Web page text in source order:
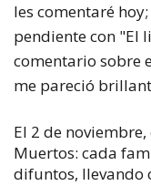
les comentaré
pendiente con "El
comentario sobre
me pareció
El 2 de
Muertos: cada
difuntos, llevando